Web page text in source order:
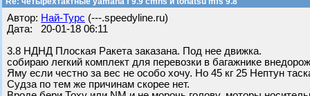
Автор: Най-Турс (---.speedyline.ru)
Дата: 20-01-18 06:11
3.8 НДНД Плоская Ракета заказана. Под нее движка.
собираю легкий комплект для перевозки в багажнике
Яму если честно за вес не особо хочу. Но 45 кг 25 Нептун
Судза по тем же причинам скорее нет.